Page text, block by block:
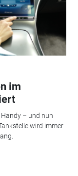
im
– und nun
wird immer